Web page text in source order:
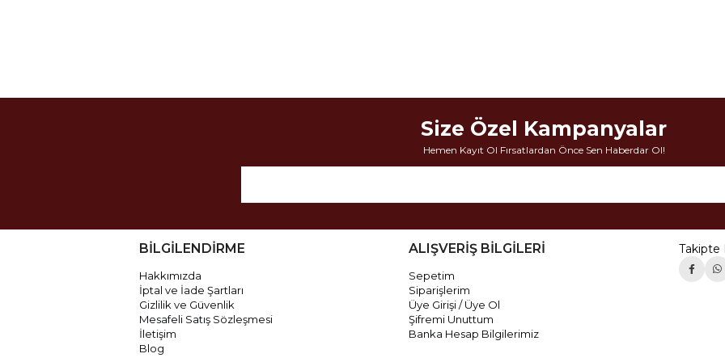
Size Özel Kampanyalar
Hemen Kayıt Ol Fırsatlardan Önce Sen Haberdar Ol!
BİLGİLENDİRME
Hakkımızda
İptal ve İade Şartları
Gizlilik ve Güvenlik
Mesafeli Satış Sözleşmesi
İletişim
Blog
ALIŞVERİŞ BİLGİLERİ
Sepetim
Siparişlerim
Üye Girişi / Üye Ol
Şifremi Unuttum
Banka Hesap Bilgilerimiz
Takipte